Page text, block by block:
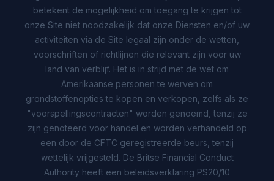
betekent de mogelijkheid om toegang te krijgen tot
onze Site niet noodzakelijk dat onze Diensten en/of uw
activiteiten via de Site legaal zijn onder de wetten,
voorschriften of richtlijnen die relevant zijn voor uw
land van verblijf. Het is in strijd met de wet om
Amerikaanse personen te werven om
grondstoffenopties te kopen en verkopen, zelfs als ze
"voorspellingscontracten" worden genoemd, tenzij ze
zijn genoteerd voor handel en worden verhandeld op
een door de CFTC geregistreerde beurs, tenzij
wettelijk vrijgesteld. De Britse Financial Conduct
Authority heeft een beleidsverklaring PS20/10